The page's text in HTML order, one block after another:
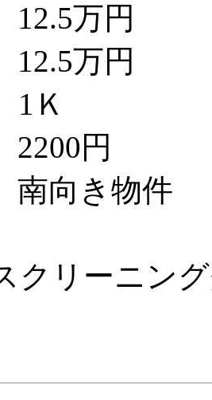
万円
万円
Ｋ
円
き物件
クリーニン